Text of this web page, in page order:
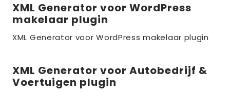
Lees
meer
over
XML Generator voor WordPress
makelaar plugin
XML Generator voor WordPress makelaar plugin
Lees
meer
XML Generator voor Autobedrijf &
Voertuigen plugin